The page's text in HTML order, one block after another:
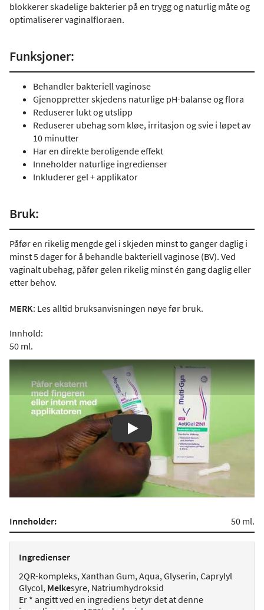
blokkerer skadelige bakterier på en trygg og naturlig måte og
optimaliserer vaginalfloraen.
Funksjoner:
Behandler bakteriell vaginose
Gjenoppretter skjedens naturlige pH-balanse og flora
Reduserer lukt og utslipp
Reduserer ubehag som kløe, irritasjon og svie i løpet av
10 minutter
Har en direkte beroligende effekt
Inneholder naturlige ingredienser
Inkluderer gel + applikator
Bruk:
Påfør en rikelig mengde gel i skjeden minst to ganger daglig i
minst 5 dager for å behandle bakteriell vaginose (BV). Ved
vaginalt ubehag, påfør gelen rikelig minst én gang daglig eller
etter behov.
MERK: Les alltid bruksanvisningen nøye før bruk.
Innhold:
50 ml.
Play
Inneholder: 50 ml.
Ingredienser
2QR-kompleks, Xanthan Gum, Aqua, Glyserin, Caprylyl
Glycol, Melkesyre, Natriumhydroksid
Er * angitt ved en ingrediens betyr det at denne